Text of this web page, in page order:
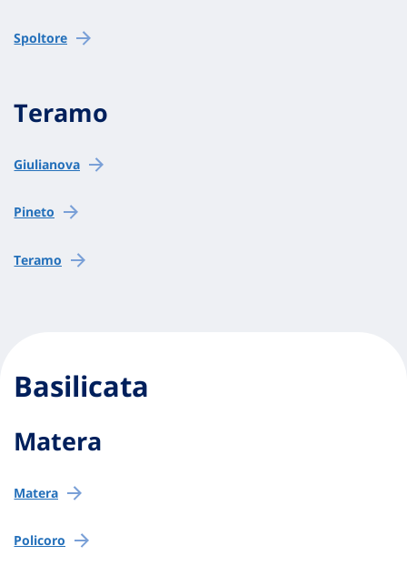
Spoltore
Teramo
Giulianova
Pineto
Teramo
Basilicata
Matera
Matera
Policoro